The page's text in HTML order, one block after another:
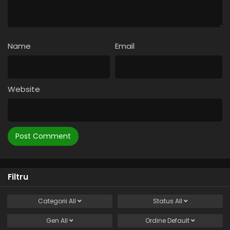
Eps 16 - Sigiliul desfăcut - 25 July, 2025
hiperactiv ninja tăntălăul intră în luptă
Eps 14 - Cel mai hiperactiv ninja tăntălăul intră în luptă -
Eps 13 - Jutsu secret al lui Haku: Oglinzile de cristal - 25
Name Email
Website
Filtru
Categorii All Status All
Gen All Ordine Default